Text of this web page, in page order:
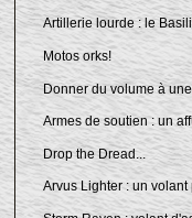
Artillerie lourde : le
Motos orks!
Donner du volume à
Armes de soutien : un
Drop the Dread...
Arvus Lighter : un volant